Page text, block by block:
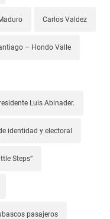
Carlos Valdez
– Hondo Valle
Luis Abinader.
identidad y electoral
Steps”
pasajeros